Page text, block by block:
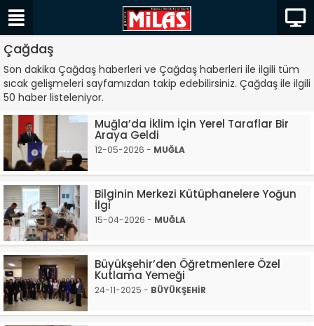
Çağdaş
Son dakika Çağdaş haberleri ve Çağdaş haberleri ile ilgili tüm
sıcak gelişmeleri sayfamızdan takip edebilirsiniz. Çağdaş ile ilgili
50 haber listeleniyor.
Muğla’da İklim İçin Yerel Taraflar Bir
Araya Geldi
12-05-2026 - MUĞLA
Bilginin Merkezi Kütüphanelere Yoğun
İlgi
15-04-2026 - MUĞLA
Büyükşehir’den Öğretmenlere Özel
Kutlama Yemeği
24-11-2025 - BÜYÜKŞEHİR